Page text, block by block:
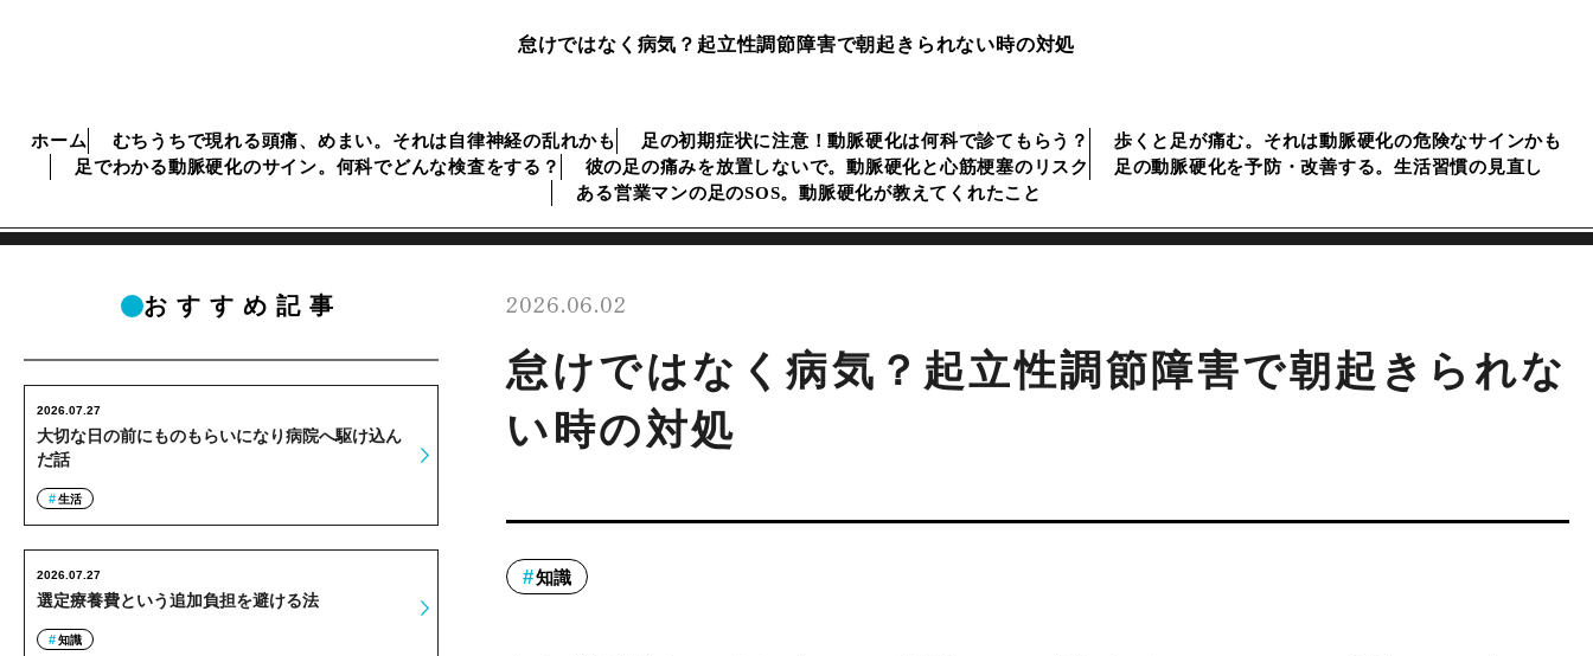
怠けではなく病気？起立性調節障害で朝起きられない時の対処
ホーム むちうちで現れる頭痛、めまい。それは自律神経の乱れかも 足の初期症状に注意！動脈硬化は何科で診てもらう？
歩くと足が痛む。それは動脈硬化の危険なサインかも
足でわかる動脈硬化のサイン。何科でどんな検査をする？
彼の足の痛みを放置しないで。動脈硬化と心筋梗塞のリスク
足の動脈硬化を予防・改善する。生活習慣の見直し
ある営業マンの足のSOS。動脈硬化が教えてくれたこと
2026.06.02
怠けではなく病気？起立性調節障害で朝起きられな
い時の対処
知識
おすすめ記事
大切な日の前にものもらいになり病院へ駆け込ん
だ話
2026.07.27
生活
選定療養費という追加負担を避ける法
2026.07.27
知識